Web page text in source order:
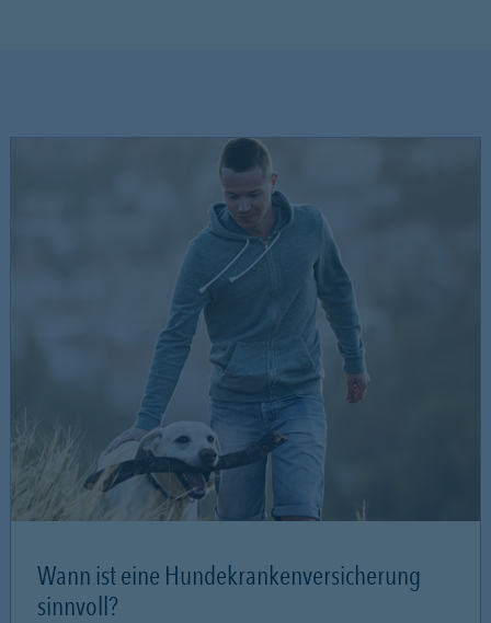
Wann ist eine Hundekrankenversicherung
sinnvoll?